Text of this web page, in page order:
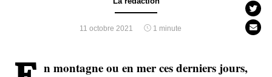
11 octobre 2021 1 minute